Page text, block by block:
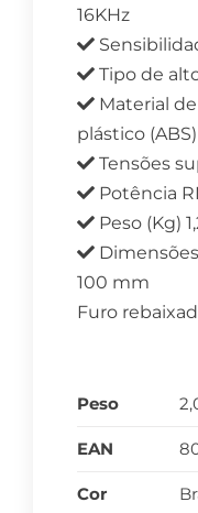
16KHz
Tipo de
Material
plástico (ABS)
Tensões
Potência
Peso (Kg)
100 mm
Furo
Peso
EAN
Cor